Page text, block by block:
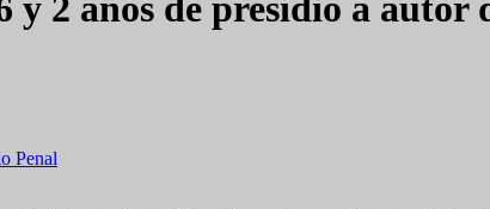
y 2 años de presidio a
Penal